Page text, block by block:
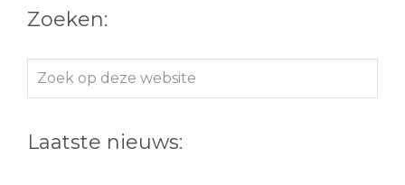
Zoeken:
Zoek
op
website
Laatste nieuws: